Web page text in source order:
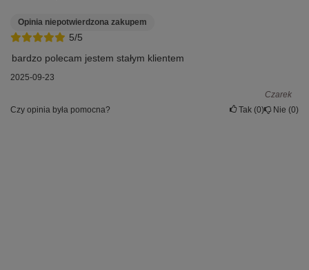
5/5
Opinia niepotwierdzona zakupem
bardzo polecam jestem stałym klientem
2025-09-23
Czarek
Czy opinia była pomocna?
Tak 0 Nie 0